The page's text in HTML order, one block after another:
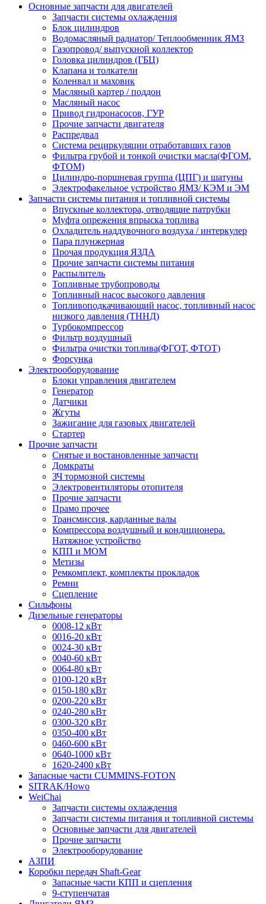
Основные запчасти для двигателей
Запчасти системы охлаждения
Блок цилиндров
Водомасляный радиатор/ Теплообменник ЯМЗ
Газопровод/ выпускной коллектор
Головка цилиндров (ГБЦ)
Клапана и толкатели
Коленвал и маховик
Масляный картер / поддон
Масляный насос
Привод гидронасосов, ГУР
Прочие запчасти двигателя
Распредвал
Система рециркуляции отработавших газов
Фильтра грубой и тонкой очистки масла(ФГОМ,
ФТОМ)
Цилиндро-поршневая группа (ЦПГ) и шатуны
Электрофакельное устройство ЯМЗ/ КЭМ и ЭМ
Запчасти системы питания и топливной системы
Впускные коллектора, отводящие патрубки
Муфта опрежения впрыска топлива
Охладитель наддувочного воздуха / интеркулер
Пара плунжерная
Прочая продукция ЯЗДА
Прочие запчасти системы питания
Распылитель
Топливные трубопроводы
Топливный насос высокого давления
Топливоподкачивающий насос, топливный насос
низкого давления (ТННД)
Турбокомпрессор
Фильтр воздушный
Фильтра очистки топлива(ФГОТ, ФТОТ)
Форсунка
Электрооборудование
Блоки управления двигателем
Генератор
Датчики
Жгуты
Зажигание для газовых двигателей
Стартер
Прочие запчасти
Снятые и востановленные запчасти
Домкраты
ЗЧ тормозной системы
Электровентиляторы отопителя
Прочие запчасти
Прамо прочее
Трансмиссия, карданные валы
Компрессора воздушный и кондиционера.
Натяжное устройство
КПП и МОМ
Метизы
Ремкомплект, комплекты прокладок
Ремни
Сцепление
Сильфоны
Дизельные генераторы
0008-12 кВт
0016-20 кВт
0024-30 кВт
0040-60 кВт
0064-80 кВт
0100-120 кВт
0150-180 кВт
0200-220 кВт
0240-280 кВт
0300-320 кВт
0350-400 кВт
0460-600 кВт
0640-1000 кВт
1620-2400 кВт
Запасные части CUMMINS-FOTON
SITRAK/Howo
WeiChai
Запчасти системы охлаждения
Запчасти системы питания и топливной системы
Основные запчасти для двигателей
Прочие запчасти
Электрооборудование
АЗПИ
Коробки передач Shaft-Gear
Запасные части КПП и сцепления
9-ступенчатая